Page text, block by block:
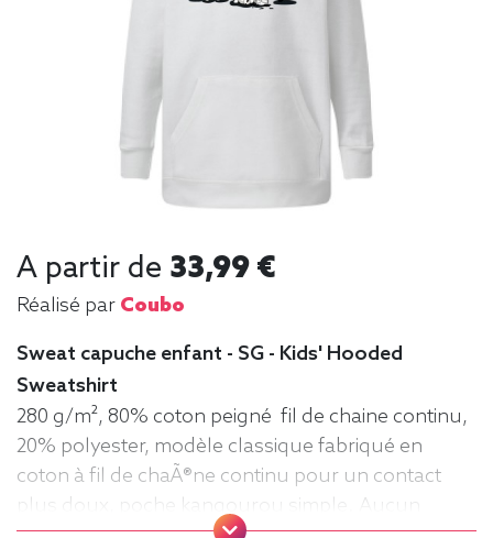
A partir de 33,99 €
Réalisé par Coubo
Sweat capuche enfant - SG - Kids' Hooded
Sweatshirt
280 g/m², 80% coton peigné fil de chaine continu,
20% polyester, modèle classique fabriqué en
coton à fil de chaÃ®ne continu pour un contact
plus doux, poche kangourou simple. Aucun